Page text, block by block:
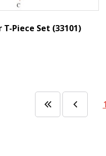
Piece Set (33101)
1